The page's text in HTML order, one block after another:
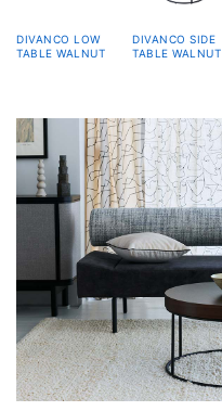
DIVANCO LOW
TABLE WALNUT
DIVANCO SIDE
TABLE WALNUT